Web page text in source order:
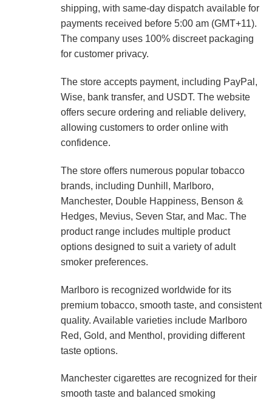
shipping, with same-day dispatch available for
payments received before 5:00 am (GMT+11).
The company uses 100% discreet packaging
for customer privacy.
The store accepts payment, including PayPal,
Wise, bank transfer, and USDT. The website
offers secure ordering and reliable delivery,
allowing customers to order online with
confidence.
The store offers numerous popular tobacco
brands, including Dunhill, Marlboro,
Manchester, Double Happiness, Benson &
Hedges, Mevius, Seven Star, and Mac. The
product range includes multiple product
options designed to suit a variety of adult
smoker preferences.
Marlboro is recognized worldwide for its
premium tobacco, smooth taste, and consistent
quality. Available varieties include Marlboro
Red, Gold, and Menthol, providing different
taste options.
Manchester cigarettes are recognized for their
smooth taste and balanced smoking